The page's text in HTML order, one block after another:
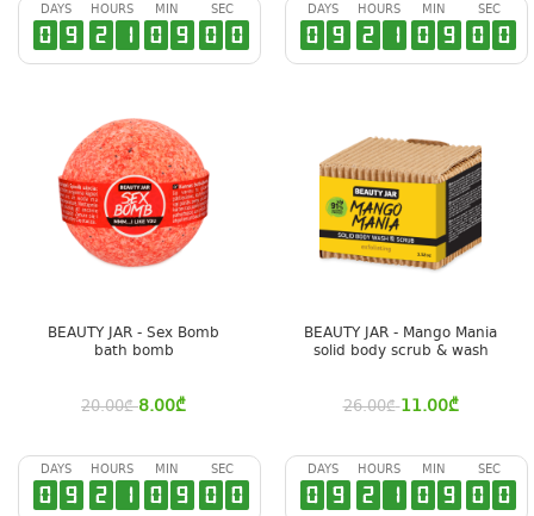
DAYS
0 9
HOURS
2 1
MIN
0 8
SEC
5 9
BEAUTY JAR - Sex Bomb
bath bomb
20.00₾ 8.00₾
DAYS
0 9
HOURS
2 1
MIN
0 8
SEC
5 9
BEAUTY JAR - Mango Mania
solid body scrub & wash
26.00₾ 11.00₾
DAYS
0 9
HOURS
2 1
MIN
0 8
SEC
5 9
DAYS
0 9
HOURS
2 1
MIN
0 8
SEC
5 9